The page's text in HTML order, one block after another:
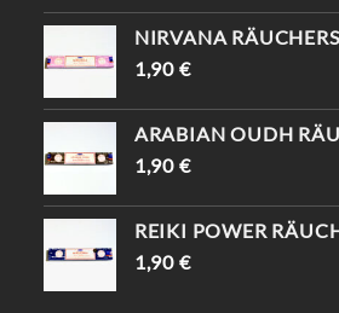
NIRVANA
1,90 €
ARABIAN OUDH
1,90 €
REIKI POWER
1,90 €